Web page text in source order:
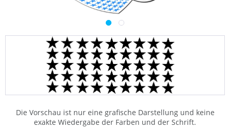
Die Vorschau ist nur eine grafische Darstellung und keine
exakte Wiedergabe der Farben und der Schrift.